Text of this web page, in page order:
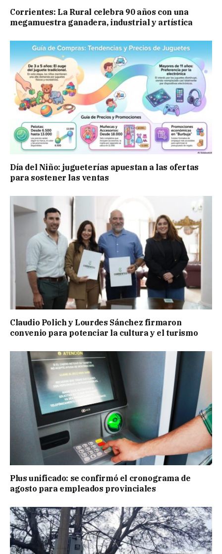
Corrientes: La Rural celebra 90 años con una
megamuestra ganadera, industrial y artística
Día del Niño: jugueterías apuestan a las ofertas
para sostener las ventas
Claudio Polich y Lourdes Sánchez firmaron
convenio para potenciar la cultura y el turismo
Plus unificado: se confirmó el cronograma de
agosto para empleados provinciales